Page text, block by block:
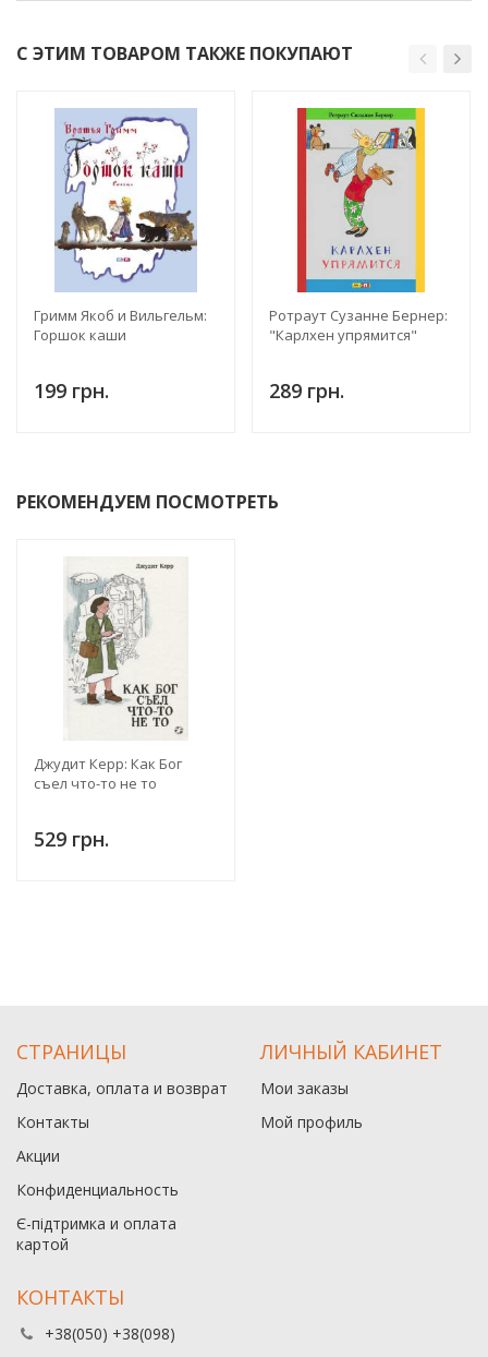
С ЭТИМ ТОВАРОМ ТАКЖЕ ПОКУПАЮТ
Гримм Якоб и Вильгельм:
Горшок каши
199 грн.
Ротраут Сузанне Бернер:
"Карлхен упрямится"
289 грн.
РЕКОМЕНДУЕМ ПОСМОТРЕТЬ
Джудит Керр: Как Бог
съел что-то не то
529 грн.
СТРАНИЦЫ
Доставка, оплата и возврат
Контакты
Акции
Конфиденциальность
Є-підтримка и оплата
картой
ЛИЧНЫЙ КАБИНЕТ
Мои заказы
Мой профиль
КОНТАКТЫ
+38(050) +38(098)